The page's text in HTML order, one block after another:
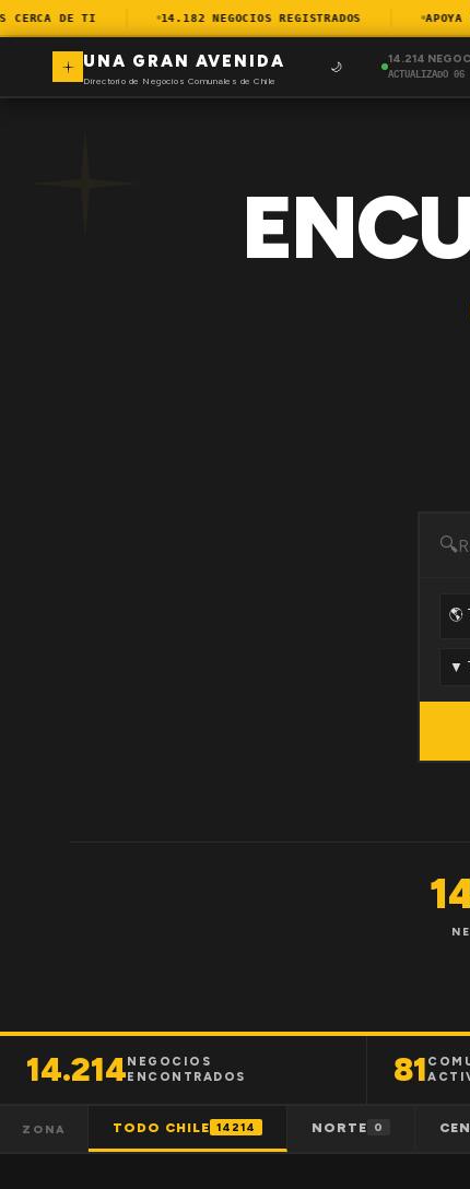
DE TI 14.182 NEGOCIOS REGISTRADOS APOYA EL
UNA GRAN AVENIDA
Directorio de Negocios Comunales de Chile
🌙
14.214
ACTUALIZADO 06
🔍
14.214NEGOCIOS
ENCONTRADOS
81
ZONA TODO CHILE 14214 NORTE 0